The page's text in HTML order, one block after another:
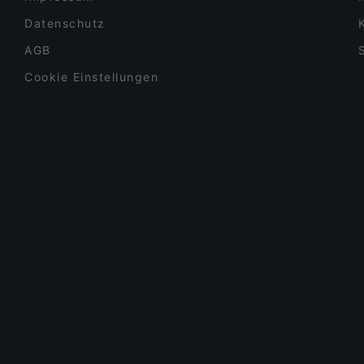
Datenschutz
AGB
Cookie Einstellungen